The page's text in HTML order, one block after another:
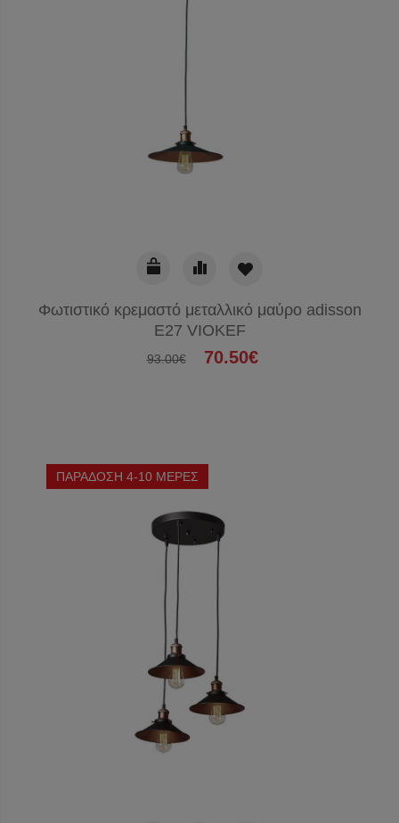
Φωτιστικό κρεμαστό μεταλλικό μαύρο adisson
E27 VIOKEF
93.00€ 70.50€
ΠΑΡΑΔΟΣΗ 4-10 ΜΕΡΕΣ